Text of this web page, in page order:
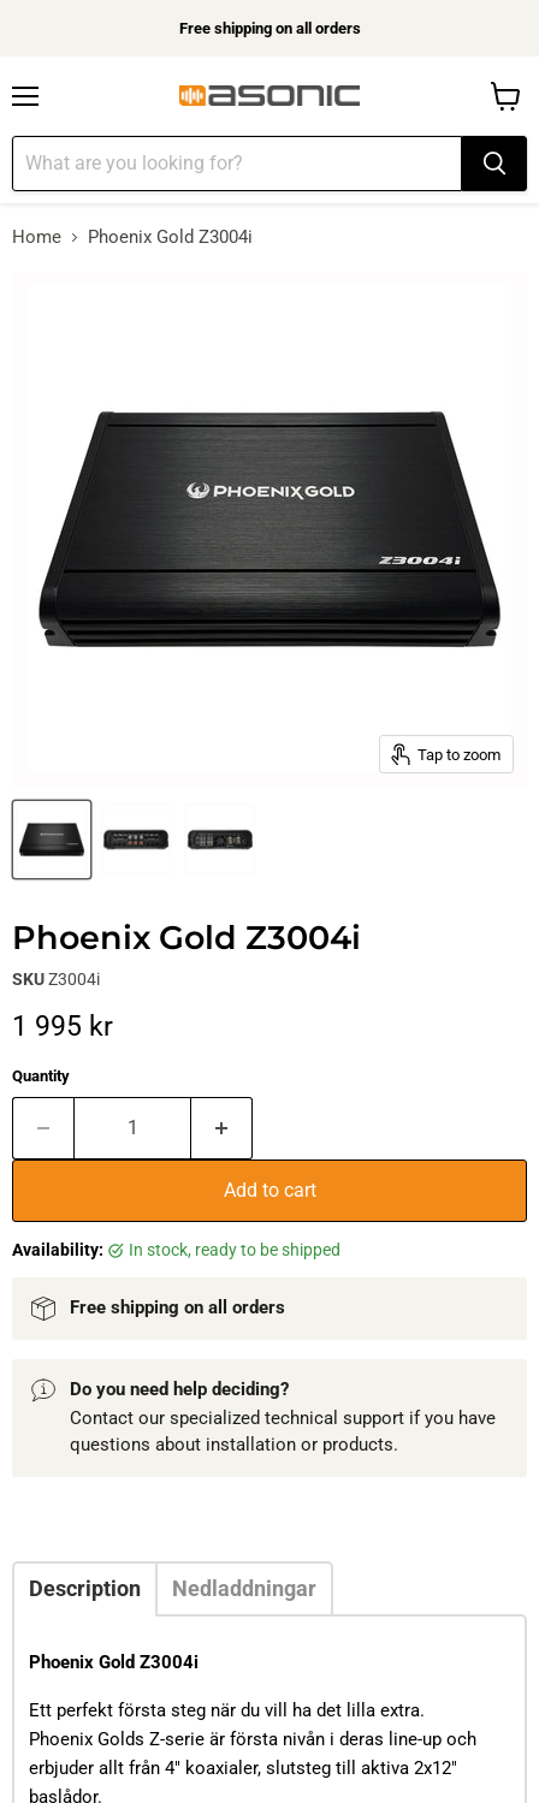
Free shipping on all orders
cart
Home Phoenix Gold Z3004i
Tap to zoom
Phoenix Gold Z3004i
SKUZ3004i
Current price
1 995 kr
Quantity
Add to cart
Availability: in stock, ready to be shipped
Free shipping on all orders
Do you need help deciding?
Contact our specialized technical support if you have
questions about installation or products.
Description Nedladdningar
Phoenix Gold Z3004i
Ett perfekt första steg när du vill ha det lilla extra.
Phoenix Golds Z-serie är första nivån i deras line-up och
erbjuder allt från 4" koaxialer, slutsteg till aktiva 2x12"
baslådor.